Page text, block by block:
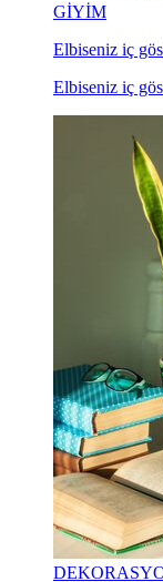
GİYİM
Elbiseniz iç
Elbiseniz iç